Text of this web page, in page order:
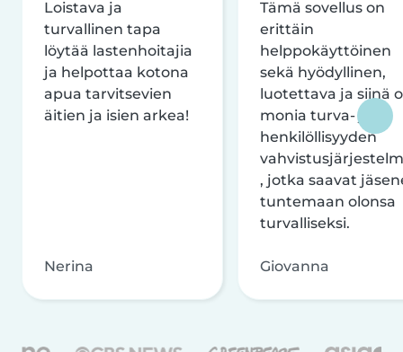
Loistava ja
turvallinen tapa
löytää lastenhoitajia
ja helpottaa kotona
apua tarvitsevien
äitien ja isien arkea!
Nerina
Tämä sovellus on
erittäin
helppokäyttöinen
sekä hyödyllinen,
luotettava ja siinä
monia turva- ja
henkilöllisyyden
, jotka saavat
tuntemaan olonsa
turvalliseksi.
Giovanna